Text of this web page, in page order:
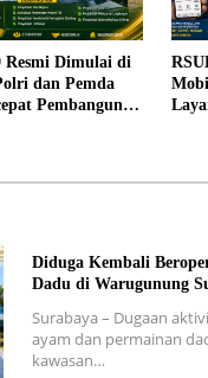
Resmi Dimulai di
dan Pemda
Pembangunan
Diduga Kembali
Dadu di Warugunung
Surabaya – Dugaan
ayam dan permainan
kawasan…